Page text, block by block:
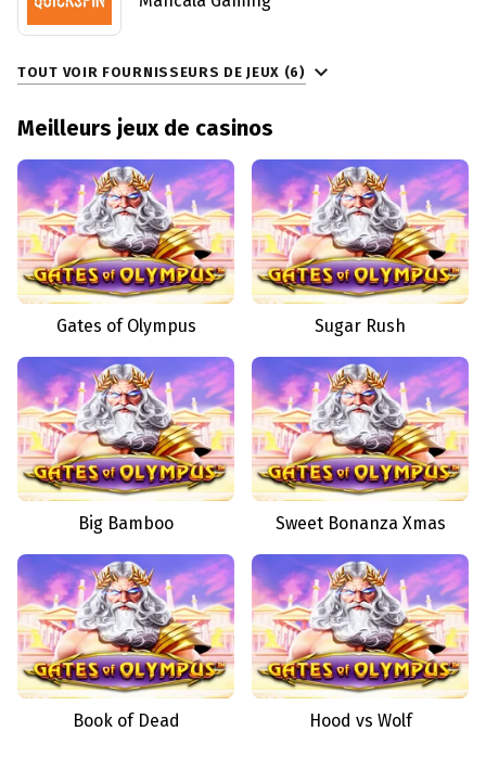
TOUT VOIR FOURNISSEURS DE JEUX (6)
Meilleurs jeux de casinos
Gates of Olympus Sugar Rush
Big Bamboo Sweet Bonanza Xmas
Book of Dead Hood vs Wolf